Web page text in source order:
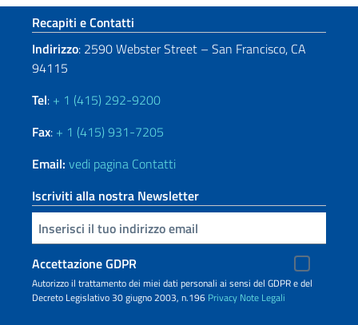
Sezione footer
Recapiti e Contatti
Indirizzo: 2590 Webster Street – San Francisco, CA
94115
Tel: + 1 (415) 292-9200
Fax: + 1 (415) 931-7205
Email: vedi pagina Contatti
Iscriviti alla nostra Newsletter
Inserisci la tua email
Accettazione GDPR
Autorizzo il trattamento dei miei dati personali ai sensi del GDPR e del
Decreto Legislativo 30 giugno 2003, n.196 Privacy Note Legali